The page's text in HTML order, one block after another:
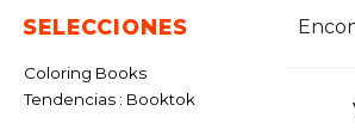
SELECCIONES
Coloring Books
Tendencias : Booktok